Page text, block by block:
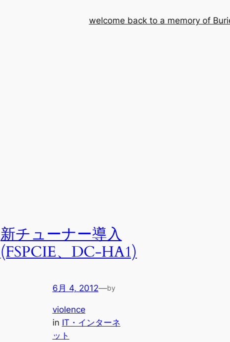
welcome back to a memory of
新チューナー導入
(FSPCIE、DC-HA1)
6月 4, 2012—by
violence
in IT・インターネ
ット